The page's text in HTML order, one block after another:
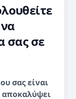
σας σε
σας είναι